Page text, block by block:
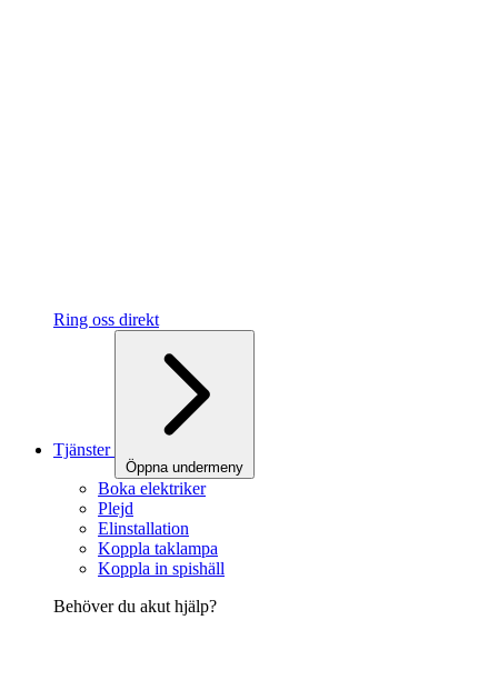
Ring oss direkt
Tjänster
Öppna undermeny
Boka elektriker
Plejd
Elinstallation
Koppla taklampa
Koppla in spishäll
Behöver du akut hjälp?